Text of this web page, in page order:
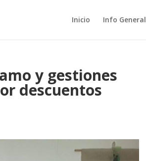
Inicio Info General
y gestiones
descuentos